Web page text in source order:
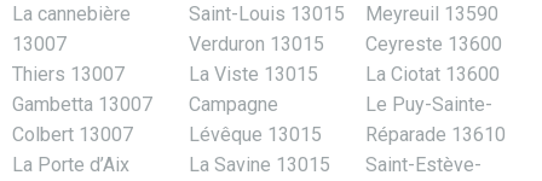
La cannebière
13007
Thiers 13007
Gambetta 13007
Colbert 13007
La Porte d’Aix
Saint-Louis 13015
Verduron 13015
La Viste 13015
Campagne
Lévêque 13015
La Savine 13015
Meyreuil 13590
Ceyreste 13600
La Ciotat 13600
Le Puy-Sainte-
Réparade 13610
Saint-Estève-